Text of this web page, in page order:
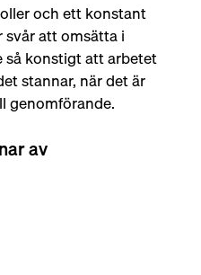
och ett konstant
att omsätta i
så konstigt att arbetet
stannar, när det är
genomförande.
av